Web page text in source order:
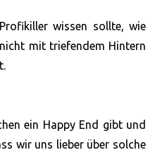
wissen sollte, wie
mit triefendem Hintern
ein Happy End gibt und
wir uns lieber über solche